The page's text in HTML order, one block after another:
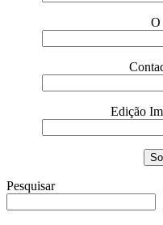
O
Edição
Pesquisar